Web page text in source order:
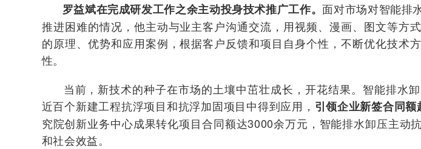
罗益斌在完成研发工作之余主动投身技术推广工作。面对市场对智能排
推进困难的情况，他主动与业主客户沟通交流，用视频、漫画、图文等方
的原理、优势和应用案例，根据客户反馈和项目自身个性，不断优化技术
性。
当前， 新技术的种子在市场的土壤中茁壮成长，开花结果。智能排水
近百个新建工程抗浮项目和抗浮加固项目中得到应用， 引领企业新签合同额
究院创新业务中心成果转化项目合同额达3000余万元，智能排水卸压主动
和社会效益。